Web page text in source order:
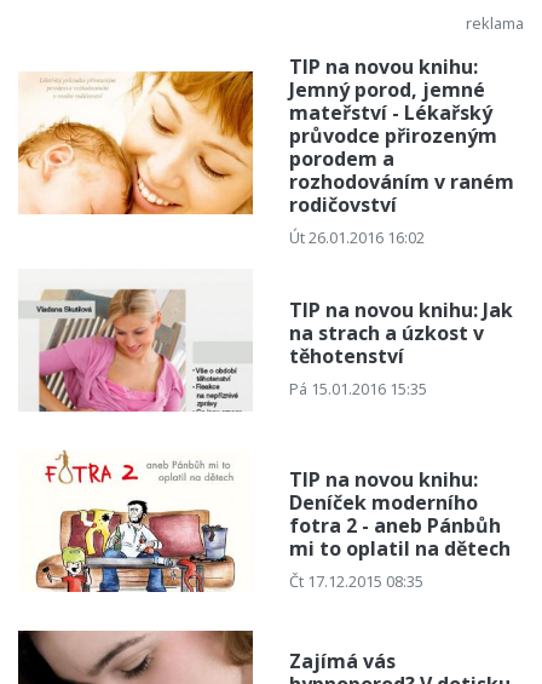
TIP na novou knihu:
Jemný porod, jemné
mateřství - Lékařský
průvodce přirozeným
porodem a
rozhodováním v raném
rodičovství
Út 26.01.2016 16:02
TIP na novou knihu: Jak
na strach a úzkost v
těhotenství
Pá 15.01.2016 15:35
TIP na novou knihu:
Deníček moderního
fotra 2 - aneb Pánbůh
mi to oplatil na dětech
Čt 17.12.2015 08:35
Zajímá vás